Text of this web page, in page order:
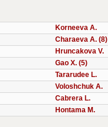
Korneeva A.
Charaeva A. (8)
Hruncakova V.
Gao X. (5)
Tararudee L.
Voloshchuk A.
Cabrera L.
Hontama M.